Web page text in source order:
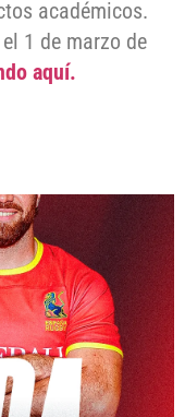
académicos.
1 de marzo de
aquí.